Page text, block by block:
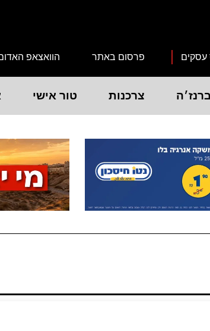
עסקים פרסום באתר הוואצאפ
צרכנות טור אישי